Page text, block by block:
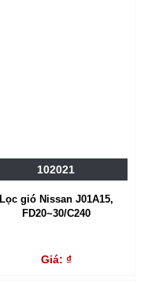
102021
Lọc gió Nissan J01A15,
FD20~30/C240
Giá: ₫